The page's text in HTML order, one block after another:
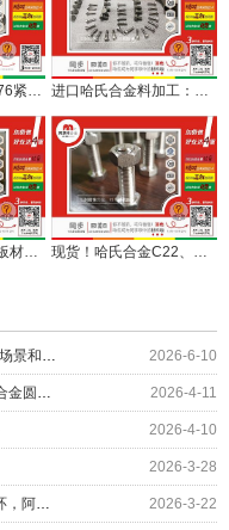
哈氏合金C22、C276紧固件接受M6以上规格定制 进口哈氏合金料加工：C276合金M6、M10紧固件
1.4529紧固件配套板材一起交付脱硫设备加工厂 现货！哈氏合金C22、C276紧固件 by阿斯米合金
解密哈氏合金C22、C276板棒管在半导体哪些场景和部位上应用？ 2026-6-10
因材制宜 匠心加工｜线切割 + 锻打C276 哈氏合金圆环服务化工设备 2026-4-11
2026-4-10
2026-3-28
废料多？成本高？哈氏合金 C276 进口板切圆环，阿斯米帮您…… 2026-3-22